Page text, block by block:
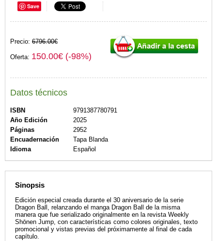
Save
Precio: 6796.00€
Oferta: 150.00€ (-98%)
Datos técnicos
ISBN
9791387780791
Año Edición
2025
Páginas
2952
Encuadernación
Tapa Blanda
Idioma
Español
Sinopsis
Edición especial creada durante el 30 aniversario de la serie
Dragon Ball, relanzando el manga Dragon Ball de la misma
manera que fue serializado originalmente en la revista Weekly
Shōnen Jump, con características como colores originales, texto
promocional y vistas previas del próximamente al final de cada
capítulo.